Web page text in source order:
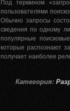
Под термином
пользователями
Обычно запросы
сведения по одному
популярные
которые распознают
получает наиболее
Категория: